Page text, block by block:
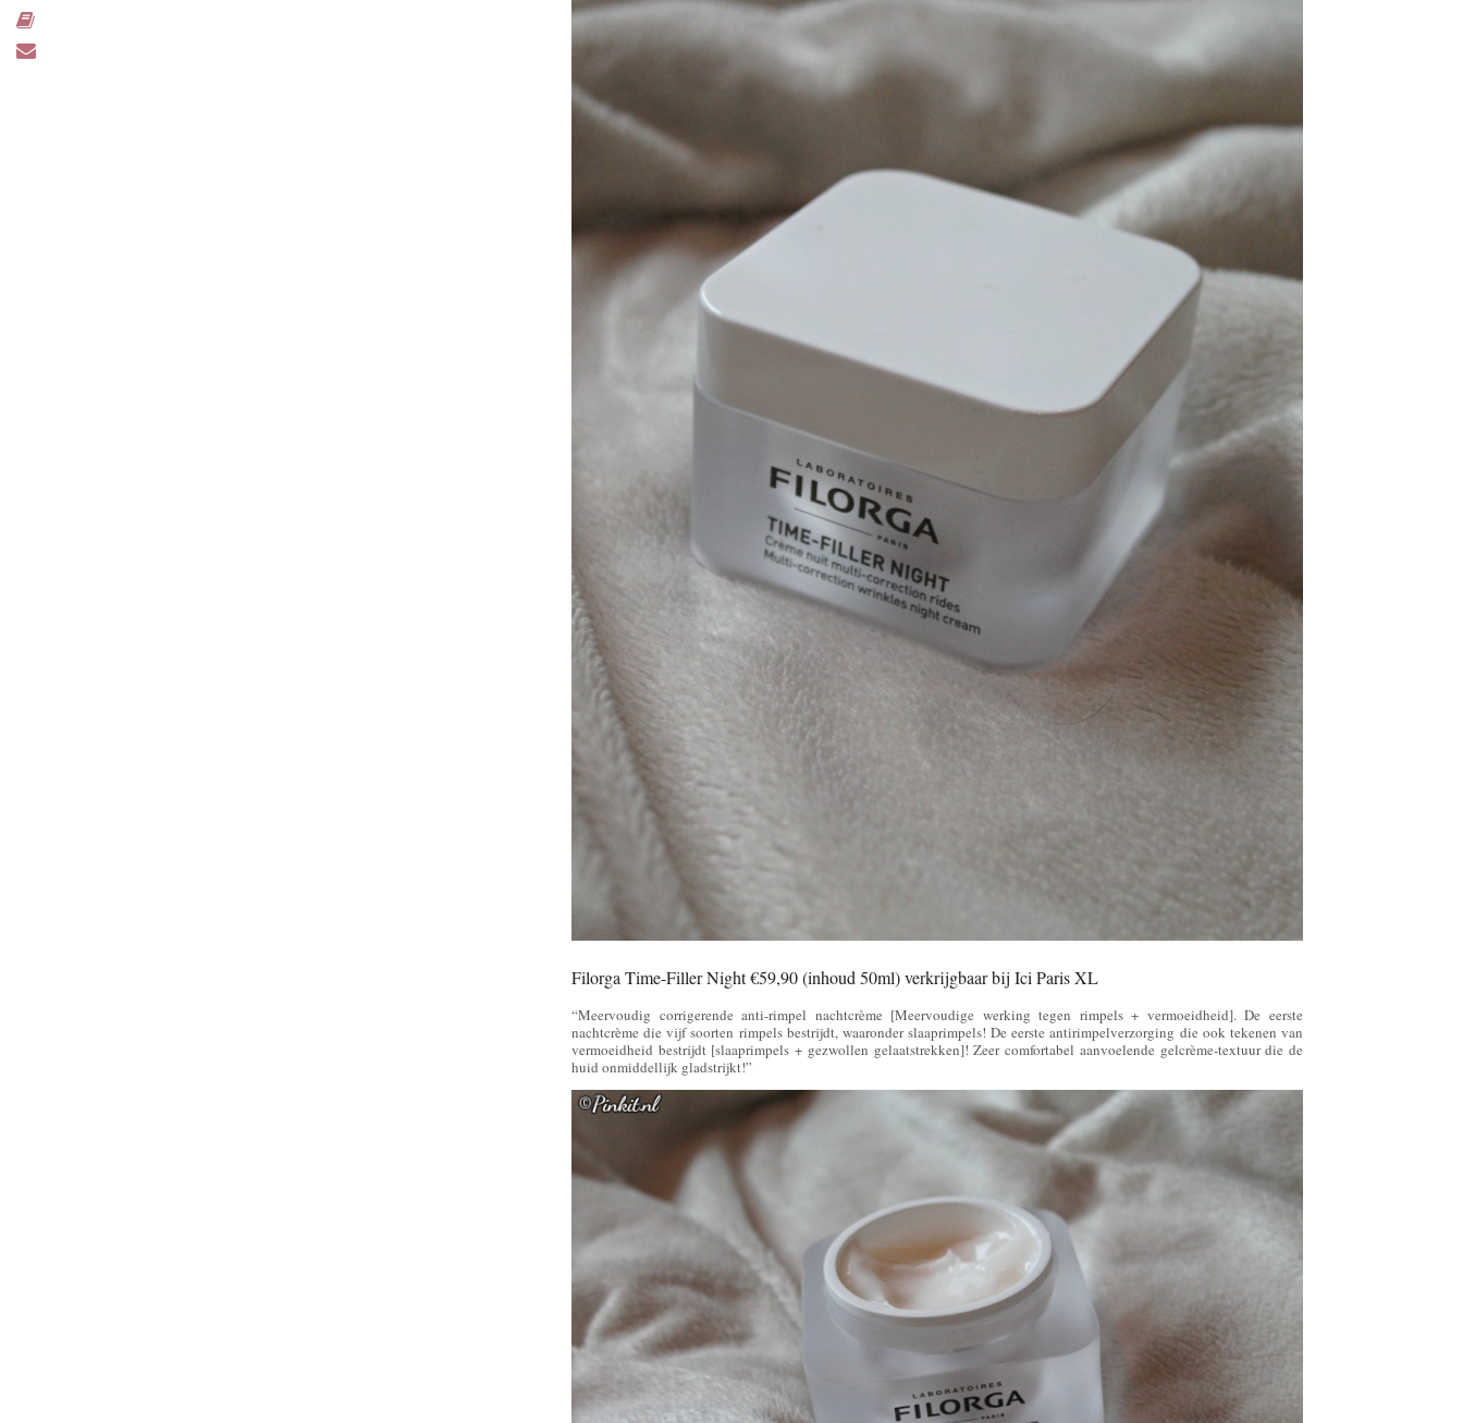
Filorga Time-Filler Night €59,90 (inhoud 50ml) verkrijgbaar bij Ici Paris XL
“Meervoudig corrigerende anti-rimpel nachtcrème [Meervoudige werking tegen rimpels + vermoeidheid]. De eerste
nachtcrème die vijf soorten rimpels bestrijdt, waaronder slaaprimpels! De eerste antirimpelverzorging die ook tekenen van
vermoeidheid bestrijdt [slaaprimpels + gezwollen gelaatstrekken]! Zeer comfortabel aanvoelende gelcrème-textuur die de
huid onmiddellijk gladstrijkt!”